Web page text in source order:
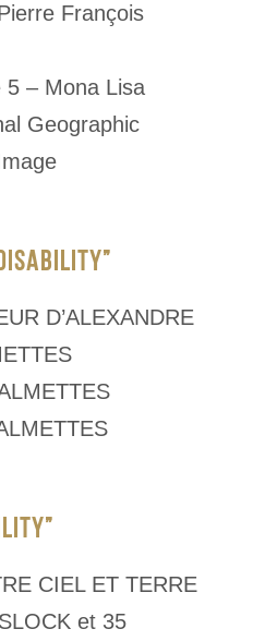
François
5 – Mona Lisa
Geographic
D’ALEXANDRE
CIEL ET TERRE
et 35